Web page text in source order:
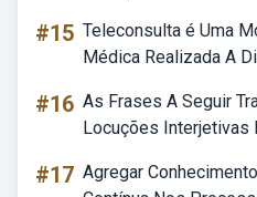
#15 Teleconsulta é Uma
Médica Realizada A
#16 As Frases A Seguir
Locuções Interjetivas
#17 Agregar